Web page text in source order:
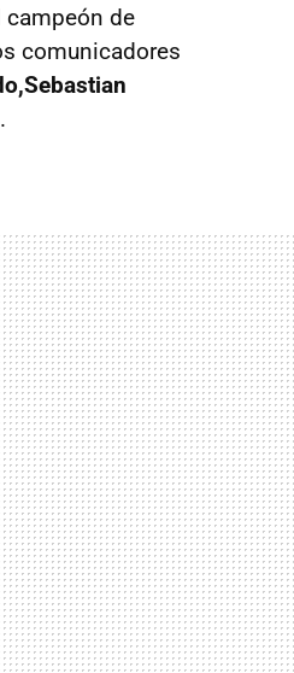
campeón de
comunicadores